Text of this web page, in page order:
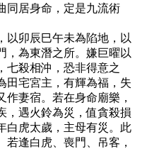
同居身命，定是九流術
以卯辰巳午未為陷地，以
，為東潛之所。嫌巨曜以
七殺相沖，恐非得意之
田宅宮主，有輝為福，失
作妻宿。若在身命廟樂，
，遇火鈴為災，值貪殺損
白虎太歲，主母有災。此
逢白虎、喪門、吊客，